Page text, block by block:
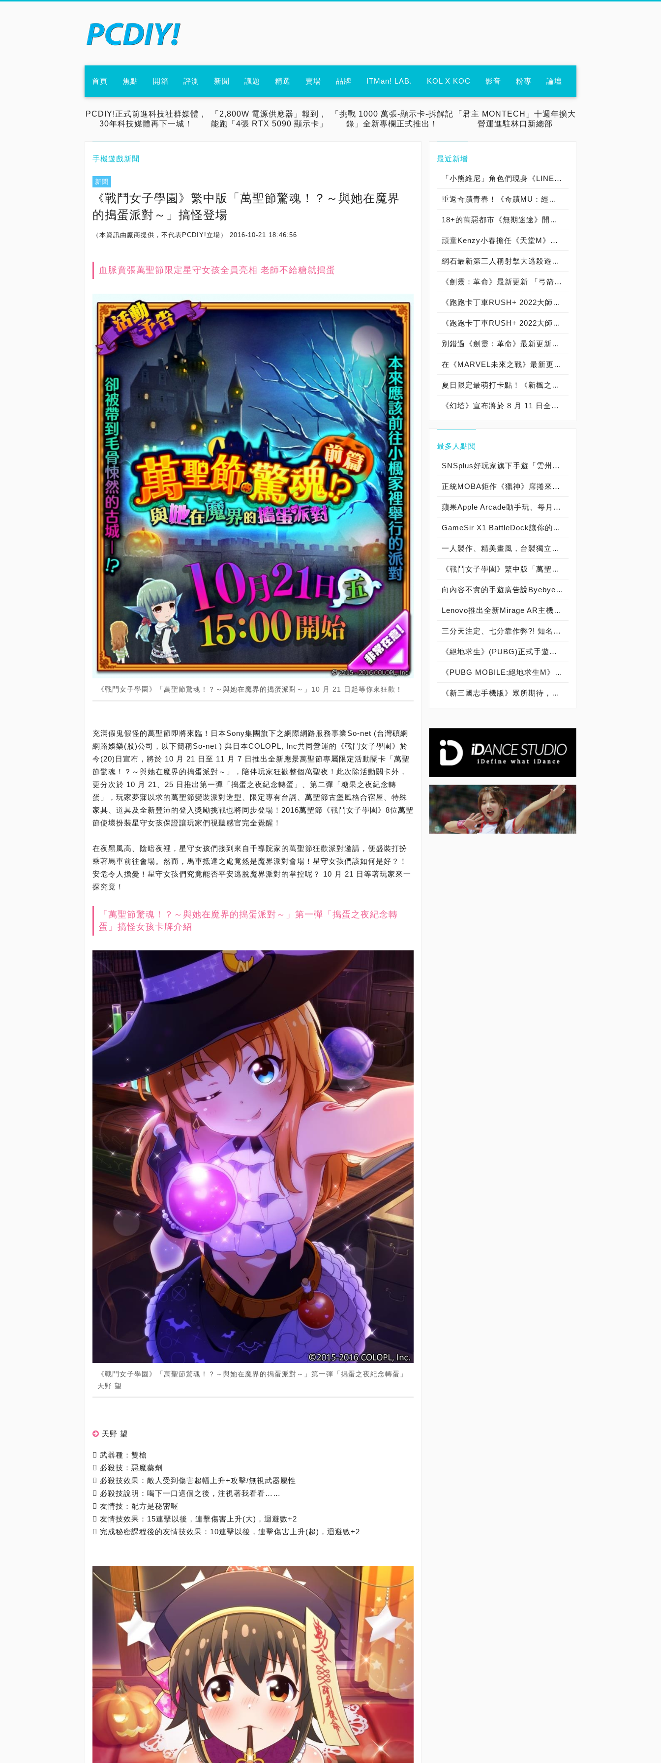
首頁 焦點 開箱 評測 新聞 議題 精選 賣場 品牌 ITMan! LAB. KOL X KOC 影音 粉專 論壇
PCDIY!正式前進科技社群媒體，
30年科技媒體再下一城！
「2,800W 電源供應器」報到，
能跑「4張 RTX 5090 顯示卡」
「挑戰 1000 萬張-顯示卡-拆解記
錄」全新專欄正式推出！
「君主 MONTECH」十週年擴大
營運進駐林口新總部
手機遊戲新聞
新聞
《戰鬥女子學園》繁中版「萬聖節驚魂！？～與她在魔界
的搗蛋派對～」搞怪登場
（本資訊由廠商提供，不代表PCDIY!立場） 2016-10-21 18:46:56
血脈賁張萬聖節限定星守女孩全員亮相 老師不給糖就搗蛋
《戰鬥女子學園》「萬聖節驚魂！？～與她在魔界的搗蛋派對～」10 月 21 日起等你來狂歡！
充滿假鬼假怪的萬聖節即將來臨！日本Sony集團旗下之網際網路服務事業So-net (台灣碩網
網路娛樂(股)公司，以下簡稱So-net ) 與日本COLOPL, Inc共同營運的《戰鬥女子學園》於
今(20)日宣布，將於 10 月 21 日至 11 月 7 日推出全新應景萬聖節專屬限定活動關卡「萬聖
節驚魂！？～與她在魔界的搗蛋派對～」，陪伴玩家狂歡整個萬聖夜！此次除活動關卡外，
更分次於 10 月 21、25 日推出第一彈「搗蛋之夜紀念轉蛋」、第二彈「糖果之夜紀念轉
蛋」，玩家夢寐以求的萬聖節變裝派對造型、限定專有台詞、萬聖節古堡風格合宿屋、特殊
家具、道具及全新豐沛的登入獎勵挑戰也將同步登場！2016萬聖節《戰鬥女子學園》8位萬聖
節使壞扮裝星守女孩保證讓玩家們視聽感官完全覺醒！
在夜黑風高、陰暗夜裡，星守女孩們接到來自千導院家的萬聖節狂歡派對邀請，便盛裝打扮
乘著馬車前往會場。然而，馬車抵達之處竟然是魔界派對會場！星守女孩們該如何是好？！
安危令人擔憂！星守女孩們究竟能否平安逃脫魔界派對的掌控呢？ 10 月 21 日等著玩家來一
探究竟！
「萬聖節驚魂！？～與她在魔界的搗蛋派對～」第一彈「搗蛋之夜紀念轉
蛋」搞怪女孩卡牌介紹
《戰鬥女子學園》「萬聖節驚魂！？～與她在魔界的搗蛋派對～」第一彈「搗蛋之夜紀念轉蛋」
天野 望
天野 望
 武器種：雙槍
 必殺技：惡魔藥劑
 必殺技效果：敵人受到傷害超幅上升+攻擊/無視武器屬性
 必殺技說明：喝下一口這個之後，注視著我看看……
 友情技：配方是秘密喔
 友情技效果：15連擊以後，連擊傷害上升(大)，迴避數+2
 完成秘密課程後的友情技效果：10連擊以後，連擊傷害上升(超)，迴避數+2
最近新增
「小熊維尼」角色們現身《LINE Bubble 2》舉辦活動囉，「維尼」、「小豬」、「跳跳虎」、「屹耳」、「瑞比」和「小荳」等知名角色們都將在遊戲中登場！
重返奇蹟青春！《奇蹟MU：經典之戰》雙平台正式上市！
18+的萬惡都市《無期迷途》開啟全球地區事前預約活動，同步釋出首支概念PV
頑童Kenzy小春擔任《天堂M》宣傳大使！新歌30秒搶先聽 自稱當最跩槍手，創作新歌不到24小時 Kenzy小春笑說：男人不要怕快，不被外界看好又怎樣？Kenzy小春新歌另類自白： 別怪我囂張
網石最新第三人稱射擊大逃殺遊戲《狂野極戰(HypeSquad)》今日開啟第2次非公開測試
《劍靈：革命》最新更新 「弓箭手」正式登場，全新職業、遊戲內容與各式活動正等待著玩家！
《跑跑卡丁車RUSH+ 2022大師賽》總決賽落幕，冠軍榮耀由【Ruthless】奪下！贏得20萬元獎金
《跑跑卡丁車RUSH+ 2022大師賽》四強最終戰！8月20日（六）總決賽熱血狂飆
別錯過《劍靈：革命》最新更新！滿足玩家期待的多項嶄新內容即將推出
在《MARVEL未來之戰》最新更新中以全新「恐懼本身」制服與世界頭目證明你是值得的
夏日限定最萌打卡點！《新楓之谷》翻玩楓潮積木展前進高雄SKM Park Outlets 《新楓之谷》楓潮代言人！原子少年「天王星」8/15粉絲見面會 即日起8/5 18:00開放網路報名！
《幻塔》宣布將於 8 月 11 日全球各地區專屬伺服器同步跨平台上市，超狂好康！玩遊戲贊助電費 療癒系歌手鄧福如漫博美聲獻唱
最多人點閱
SNSplus好玩家旗下手遊「雲州大儒俠」赴德參展首度亮相
正統MOBA鉅作《獵神》席捲來台，春季季賽總獎金冠軍獨拿新台幣1000萬!!!
蘋果Apple Arcade動手玩、每月170元值得嗎？
GameSir X1 BattleDock讓你的手機也可以接上鍵盤滑鼠「吃雞」
一人製作、精美畫風，台製獨立解謎遊戲《Alleys》將於5月17日正式上市
《戰鬥女子學園》繁中版「萬聖節驚魂！？～與她在魔界的搗蛋派對～」搞怪登場
向內容不實的手遊廣告說Byebye，英國禁止《夢幻家園》、《夢幻花園》投放廣告
Lenovo推出全新Mirage AR主機與《星際大戰：絕地挑戰》遊戲，邀請到「亞太區負責人」談遊戲與試玩心得！
三分天注定、七分靠作弊?! 知名手機遊戲《傳說對決》被爆出會依照課金額度改動抽獎機率
《絕地求生》(PUBG)正式手遊版授權由騰訊取得，彭于晏代言，2月9日正式封測，手遊時代來臨！
《PUBG MOBILE:絕地求生M》版本更新 殭屍感染新玩法大公開
《新三國志手機版》眾所期待，全新版本大躍進！